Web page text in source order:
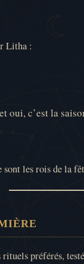
Litha :
oui, c’est la
les rois de la
préférés,